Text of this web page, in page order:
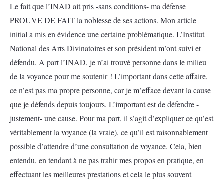
Le fait que l’INAD ait pris -sans conditions- ma défense
PROUVE DE FAIT la noblesse de ses actions. Mon article
initial a mis en évidence une certaine problématique. L’Institut
National des Arts Divinatoires et son président m’ont suivi et
défendu. A part l’INAD, je n’ai trouvé personne dans le milieu
de la voyance pour me soutenir ! L’important dans cette affaire,
ce n’est pas ma propre personne, car je m’efface devant la cause
que je défends depuis toujours. L’important est de défendre -
justement- une cause. Pour ma part, il s’agit d’expliquer ce qu’est
véritablement la voyance (la vraie), ce qu’il est raisonnablement
possible d’attendre d’une consultation de voyance. Cela, bien
entendu, en tendant à ne pas trahir mes propos en pratique, en
effectuant les meilleures prestations et cela le plus souvent